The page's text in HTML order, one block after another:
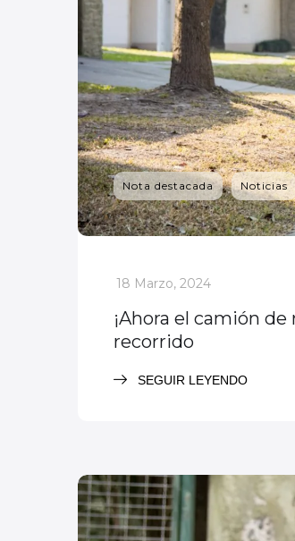
Nota destacada Noticias
_
18 Marzo, 2024
¡Ahora el camión
recorrido
SEGUIR LEYENDO